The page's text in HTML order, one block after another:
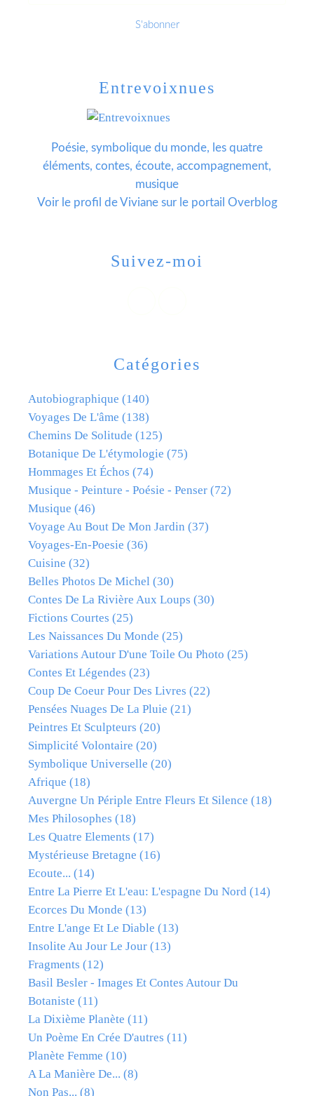
Catégories
Autobiographique (140)
Voyages De L'âme (138)
Chemins De Solitude (125)
Botanique De L'étymologie (75)
Hommages Et Échos (74)
Musique - Peinture - Poésie - Penser (72)
Musique (46)
Voyage Au Bout De Mon Jardin (37)
Voyages-En-Poesie (36)
Cuisine (32)
Belles Photos De Michel (30)
Contes De La Rivière Aux Loups (30)
Fictions Courtes (25)
Les Naissances Du Monde (25)
Variations Autour D'une Toile Ou Photo (25)
Contes Et Légendes (23)
Coup De Coeur Pour Des Livres (22)
Pensées Nuages De La Pluie (21)
Peintres Et Sculpteurs (20)
Simplicité Volontaire (20)
Symbolique Universelle (20)
Afrique (18)
Auvergne Un Périple Entre Fleurs Et Silence (18)
Mes Philosophes (18)
Les Quatre Elements (17)
Mystérieuse Bretagne (16)
Ecoute... (14)
Entre La Pierre Et L'eau: L'espagne Du Nord (14)
Ecorces Du Monde (13)
Entre L'ange Et Le Diable (13)
Insolite Au Jour Le Jour (13)
Fragments (12)
Basil Besler - Images Et Contes Autour Du
Botaniste (11)
La Dixième Planète (11)
Un Poème En Crée D'autres (11)
Planète Femme (10)
A La Manière De... (8)
Non Pas... (8)
Entrevoixnues
Poésie, symbolique du monde, les quatre
éléments, contes, écoute, accompagnement,
musique
Voir le profil deVivianesur le portail Overblog
Suivez-moi